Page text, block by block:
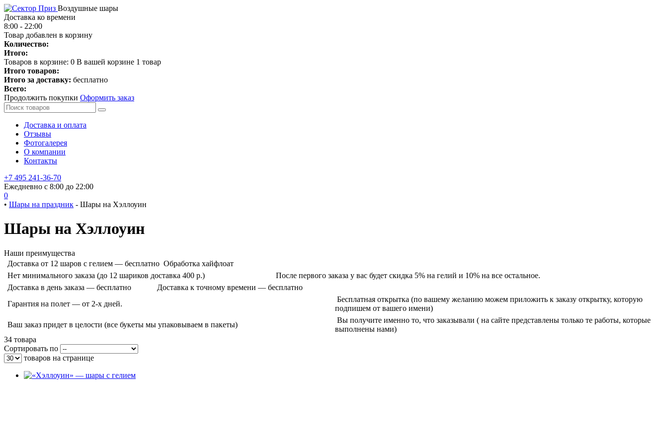
Воздушные шары
Доставка ко времени
8:00 - 22:00
Товар добавлен в корзину
Количество:
Итого:
Товаров в корзине: 0 В вашей корзине 1 товар
Итого товаров:
Итого за доставку: бесплатно
Всего:
Продолжить покупки Оформить заказ
Доставка и оплата
Отзывы
Фотогалерея
О компании
Контакты
+7 495 241-36-70
Ежедневно с 8:00 до 22:00
0
• Шары на праздник - Шары на Хэллоуин
Шары на Хэллоуин
Наши преимущества
Доставка от 12 шаров с гелием — бесплатно Обработка хайфлоат
Нет минимального заказа (до 12 шариков доставка 400 р.)
После первого заказа у вас будет скидка 5% на гелий и 10% на все остальное.
Доставка в день заказа — бесплатно
Доставка к точному времени — бесплатно
Гарантия на полет — от 2-х дней.
Бесплатная открытка (по вашему желанию можем приложить к заказу открытку, которую
подпишем от вашего имени)
Ваш заказ придет в целости (все букеты мы упаковываем в пакеты)
Вы получите именно то, что заказывали ( на сайте представлены только те работы, которые
выполнены нами)
34 товара
Сортировать по
товаров на странице